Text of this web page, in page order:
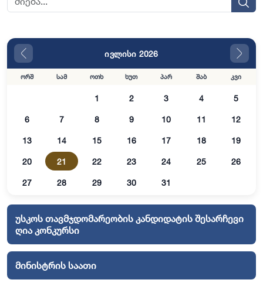
ივლისი 2026
ორშ სამ ოთხ ხუთ პარ შაბ კვი
1 2 3 4 5
6 7 8 9 10 11 12
13 14 15 16 17 18 19
20 21 22 23 24 25 26
27 28 29 30 31
უსკოს თავმჯდომარეობის კანდიდატის შესარჩევი
ღია კონკურსი
მინისტრის საათი